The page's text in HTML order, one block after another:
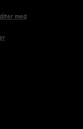
med